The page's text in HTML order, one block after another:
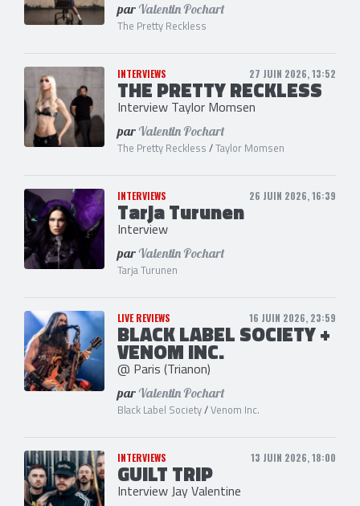
par Valentin Pochart
The Pretty Reckless
INTERVIEWS 27 JUIN 2026, 13:52
THE PRETTY RECKLESS
Interview Taylor Momsen
par Valentin Pochart
The Pretty Reckless /Taylor Momsen
INTERVIEWS 26 JUIN 2026, 16:39
Tarja Turunen
Interview
par Valentin Pochart
Tarja Turunen
LIVE REVIEWS 16 JUIN 2026, 23:59
BLACK LABEL SOCIETY +
VENOM INC.
@ Paris (Trianon)
par Valentin Pochart
Black Label Society/Venom Inc.
INTERVIEWS 13 JUIN 2026, 18:00
GUILT TRIP
Interview Jay Valentine